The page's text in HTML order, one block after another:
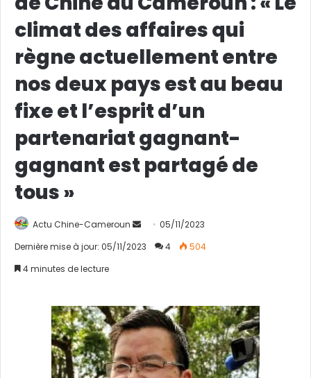
climat des affaires qui
règne actuellement entre
nos deux pays est au beau
fixe et l’esprit d’un
partenariat gagnant-
gagnant est partagé de
tous »
Actu Chine-Cameroun
n
e
r
u
n
c
05/11/2023
Dernière mise à jour: 05/11/2023
4
504
4 minutes de lecture